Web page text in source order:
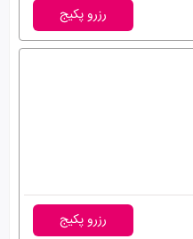
رزرو پکیج
رزرو پکیج